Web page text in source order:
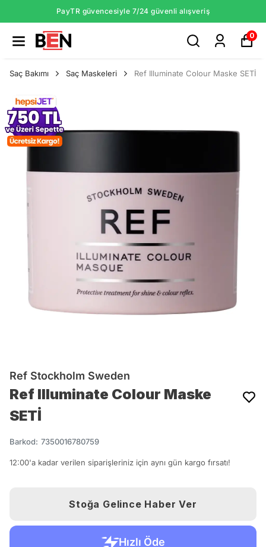
PayTR güvencesiyle 7/24 güvenli alışveriş
0
Saç Bakımı Saç Maskeleri Ref Illuminate Colour Maske SETİ
Ref Stockholm Sweden
Ref Illuminate Colour Maske
SETİ
Barkod: 7350016780759
12:00'a kadar verilen siparişleriniz için aynı gün kargo fırsatı!
Stoğa Gelince Haber Ver